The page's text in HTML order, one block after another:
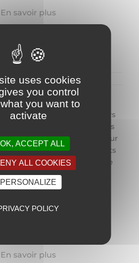
En savoir plus
vers Porquerolles)
des traversées régulières vers
depuis la presqu’île de Giens
rapide et agréable pour
avec des départs fréquents
déjà tournée vers le
En savoir plus
uses cookies
you control
you want to
activate
OK, ACCEPT ALL
ALL COOKIES
PERSONALIZE
POLICY